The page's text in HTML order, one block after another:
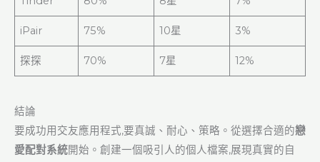
iPair 75% 10星 3%
探探 70% 7星 12%
結論
要成功用交友應用程式,要真誠、耐心、策略。從選擇合適的戀
愛配對系統開始。創建一個吸引人的個人檔案,展現真實的自